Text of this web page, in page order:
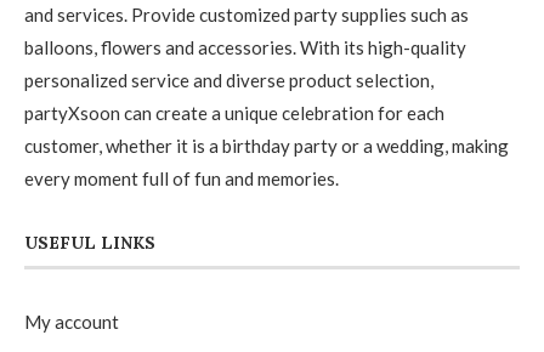
and services. Provide customized party supplies such as
balloons, flowers and accessories. With its high-quality
personalized service and diverse product selection,
partyXsoon can create a unique celebration for each
customer, whether it is a birthday party or a wedding, making
every moment full of fun and memories.
USEFUL LINKS
My account